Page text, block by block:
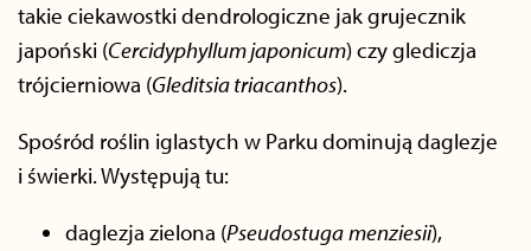
takie ciekawostki dendrologiczne jak grujecznik
japoński (Cercidyphyllum japonicum) czy glediczja
trójcierniowa (Gleditsia triacanthos).
Spośród roślin iglastych w Parku dominują daglezje
i świerki. Występują tu:
daglezja zielona (Pseudostugamenziesii),